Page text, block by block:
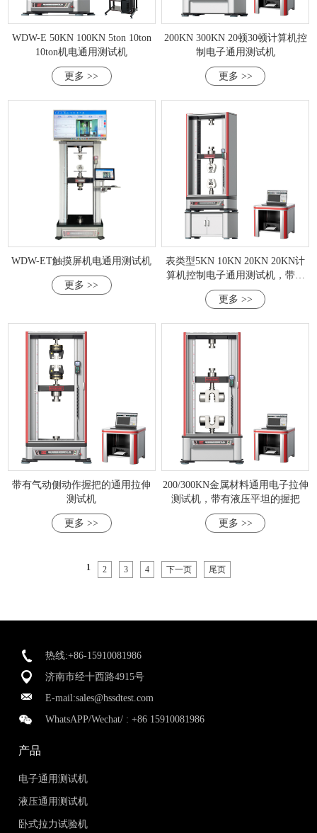
WDW-E 50KN 100KN 5ton 10ton
10ton机电通用测试机
更多 >>
200KN 300KN 20顿30顿计算机控
制电子通用测试机
更多 >>
WDW-ET触摸屏机电通用测试机
更多 >>
表类型5KN 10KN 20KN 20KN计
算机控制电子通用测试机，带有
气动侧楔形握把
更多 >>
带有气动侧动作握把的通用拉伸
测试机
更多 >>
200/300KN金属材料通用电子拉伸
测试机，带有液压平坦的握把
更多 >>
1 2 3 4 下一页 尾页
热线:+86-15910081986
济南市经十西路4915号
E-mail:sales@hssdtest.com
WhatsAPP/Wechat/ :+86 15910081986
产品
电子通用测试机
液压通用测试机
卧式拉力试验机